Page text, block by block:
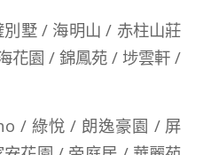
墅 / 海明山 / 赤柱山莊
花園 / 錦鳳苑 / 埗雲軒 /
/ 綠悅 / 朗逸豪園 / 屏